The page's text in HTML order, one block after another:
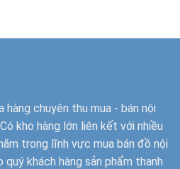
hàng chuyên thu mua - bán nội
kho hàng lớn liên kết với nhiều
trong lĩnh vực mua bán đồ nội
khách hàng sản phẩm thanh